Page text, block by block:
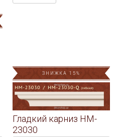
ЗНИЖКА 15%
Гладкий карниз HM-
23030